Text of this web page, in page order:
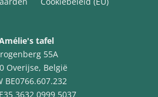
tafel
55A
Overijse, België
BE0766.607.232
3632 0999 5037